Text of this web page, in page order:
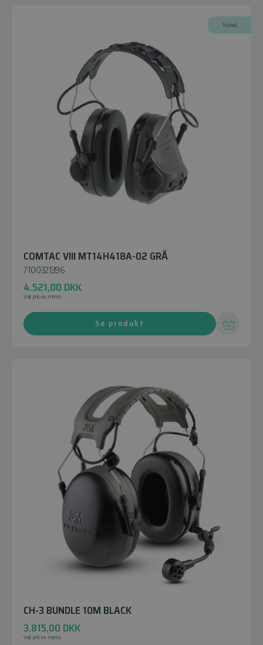
Nyhed
COMTAC VIII MT14H418A-02 GRÅ
7100321396
4.521,00 DKK
Vejl. pris ex. moms
Se produkt
CH-3 BUNDLE 10M BLACK
3.815,00 DKK
Vejl. pris ex. moms